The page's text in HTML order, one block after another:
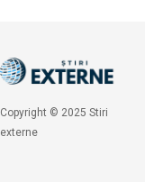
Copyright © 2025 Stiri
externe